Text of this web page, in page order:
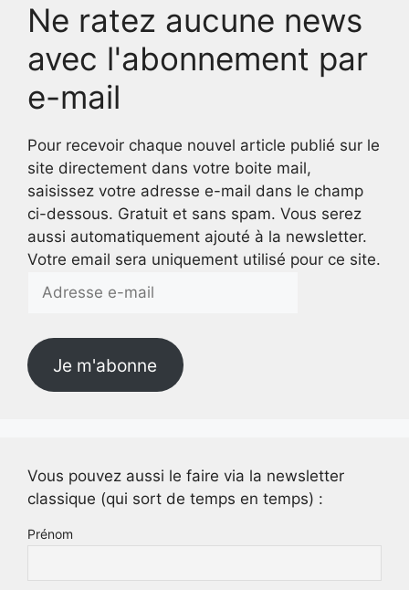
Ne ratez aucune news
avec l'abonnement par
e-mail
Pour recevoir chaque nouvel article publié sur le
site directement dans votre boite mail,
saisissez votre adresse e-mail dans le champ
ci-dessous. Gratuit et sans spam. Vous serez
aussi automatiquement ajouté à la newsletter.
Votre email sera uniquement utilisé pour ce site.
Adresse
Je m'abonne
Vous pouvez aussi le faire via la newsletter
classique (qui sort de temps en temps) :
Prénom